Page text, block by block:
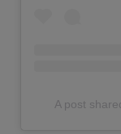
A post